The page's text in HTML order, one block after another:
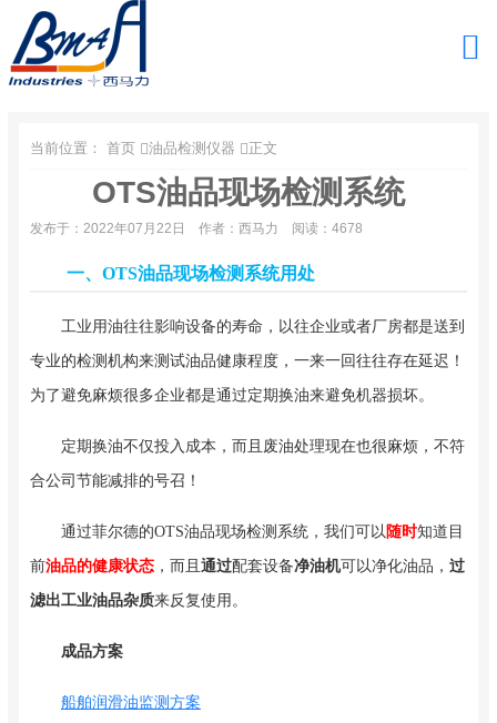
当前位置： 首页 油品检测仪器 正文
OTS油品现场检测系统
发布于：2022年07月22日 作者：西马力 阅读：4678
一、OTS油品现场检测系统用处
工业用油往往影响设备的寿命，以往企业或者厂房都是送到
专业的检测机构来测试油品健康程度，一来一回往往存在延迟！
为了避免麻烦很多企业都是通过定期换油来避免机器损坏。
定期换油不仅投入成本，而且废油处理现在也很麻烦，不符
合公司节能减排的号召！
通过菲尔德的OTS油品现场检测系统，我们可以 随时知道目
前油品的健康状态 ，而且 通过配套设备净油机可以净化油品， 过
滤出工业油品杂质来反复使用。
成品方案
船舶润滑油监测方案